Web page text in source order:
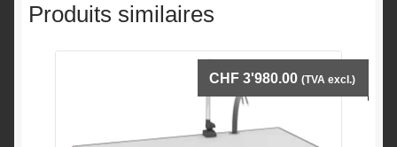
Produits similaires
CHF 3'980.00 (TVA excl.)